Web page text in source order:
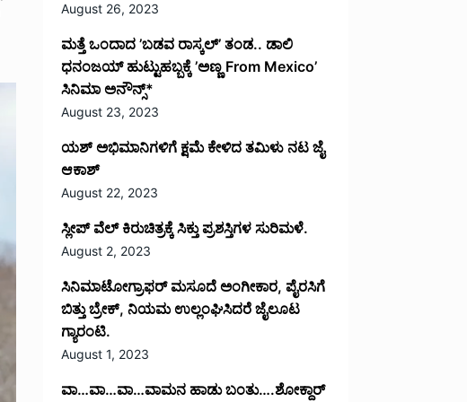
August 26, 2023
ಮತ್ತೆ ಒಂದಾದ ’ಬಡವ ರಾಸ್ಕಲ್’ ತಂಡ.. ಡಾಲಿ
ಧನಂಜಯ್ ಹುಟ್ಟುಹಬ್ಬಕ್ಕೆ ’ಅಣ್ಣ From Mexico’
ಸಿನಿಮಾ ಅನೌನ್ಸ್*
August 23, 2023
ಯಶ್ ಅಭಿಮಾನಿಗಳಿಗೆ ಕ್ಷಮೆ ಕೇಳಿದ ತಮಿಳು ನಟ ಜೈ
ಆಕಾಶ್
August 22, 2023
ಸ್ಲೀಪ್ ವೆಲ್ ಕಿರುಚಿತ್ರಕ್ಕೆ ಸಿಕ್ತು ಪ್ರಶಸ್ತಿಗಳ ಸುರಿಮಳೆ.
August 2, 2023
ಸಿನಿಮಾಟೋಗ್ರಾಫರ್ ಮಸೂದೆ ಅಂಗೀಕಾರ, ಪೈರಸಿಗೆ
ಬಿತ್ತು ಬ್ರೇಕ್, ನಿಯಮ ಉಲ್ಲಂಘಿಸಿದರೆ ಜೈಲೂಟ
ಗ್ಯಾರಂಟಿ.
August 1, 2023
ವಾ…ವಾ…ವಾ…ವಾಮನ ಹಾಡು ಬಂತು….ಶೋಕ್ದಾರ್